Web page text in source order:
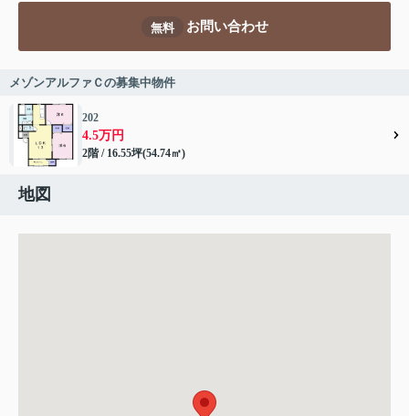
無料 お問い合わせ
メゾンアルファＣの募集中物件
202
4.5万円
2階 / 16.55坪(54.74㎡)
地図